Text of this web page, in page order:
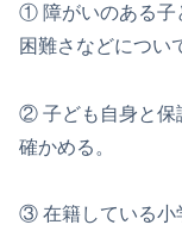
① 障がいのある子
困難さなどについ
② 子ども自身と保
確かめる。
③ 在籍している小